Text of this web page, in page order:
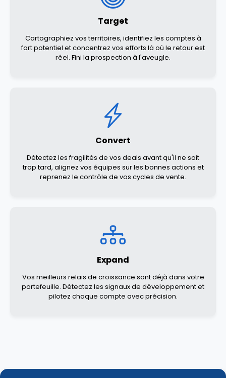
Target
Cartographiez vos territoires, identifiez les comptes à
fort potentiel et concentrez vos efforts là où le retour est
réel. Fini la prospection à l'aveugle.
Convert
Détectez les fragilités de vos deals avant qu'il ne soit
trop tard, alignez vos équipes sur les bonnes actions et
reprenez le contrôle de vos cycles de vente.
Expand
Vos meilleurs relais de croissance sont déjà dans votre
portefeuille. Détectez les signaux de développement et
pilotez chaque compte avec précision.